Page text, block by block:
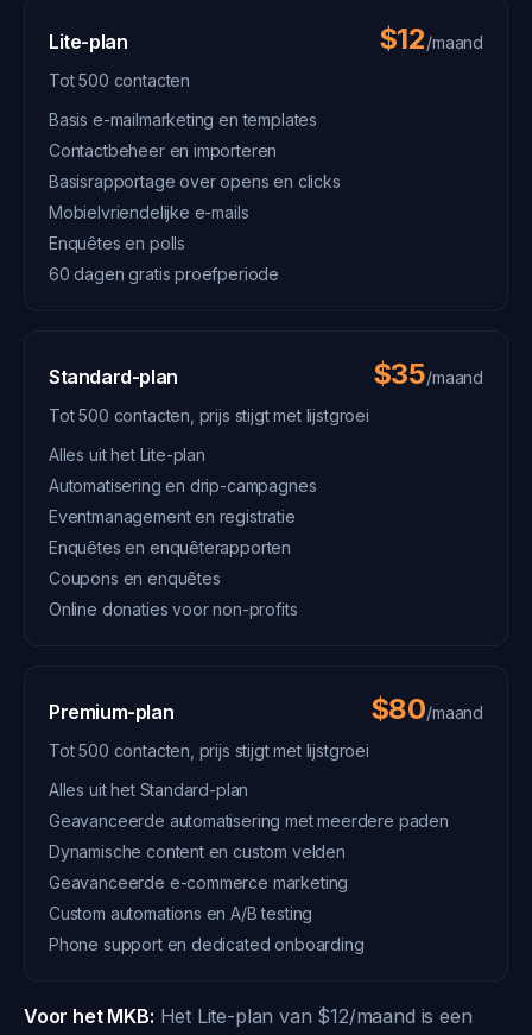
Lite-plan $12/maand
Tot 500 contacten
Basis e-mailmarketing en templates
Contactbeheer en importeren
Basisrapportage over opens en clicks
Mobielvriendelijke e-mails
Enquêtes en polls
60 dagen gratis proefperiode
Standard-plan $35/maand
Tot 500 contacten, prijs stijgt met lijstgroei
Alles uit het Lite-plan
Automatisering en drip-campagnes
Eventmanagement en registratie
Enquêtes en enquêterapporten
Coupons en enquêtes
Online donaties voor non-profits
Premium-plan $80/maand
Tot 500 contacten, prijs stijgt met lijstgroei
Alles uit het Standard-plan
Geavanceerde automatisering met meerdere paden
Dynamische content en custom velden
Geavanceerde e-commerce marketing
Custom automations en A/B testing
Phone support en dedicated onboarding
Voor het MKB: Het Lite-plan van $12/maand is een